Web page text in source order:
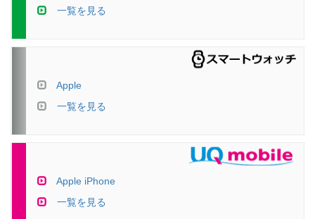
一覧を見る
Apple
一覧を見る
Apple iPhone
一覧を見る